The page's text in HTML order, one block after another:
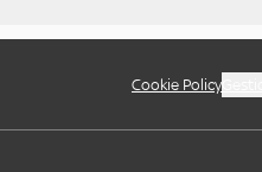
Cookie Policy